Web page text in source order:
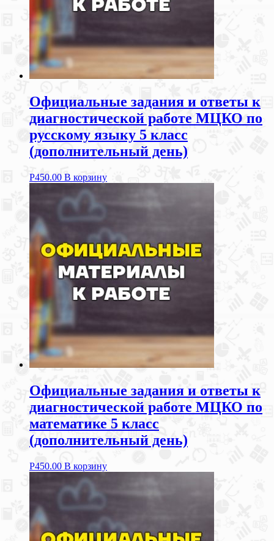
Официальные задания и ответы к
диагностической работе МЦКО по
русскому языку 5 класс
(дополнительный день)
Р450.00 В корзину
Официальные задания и ответы к
диагностической работе МЦКО по
математике 5 класс
(дополнительный день)
Р450.00 В корзину